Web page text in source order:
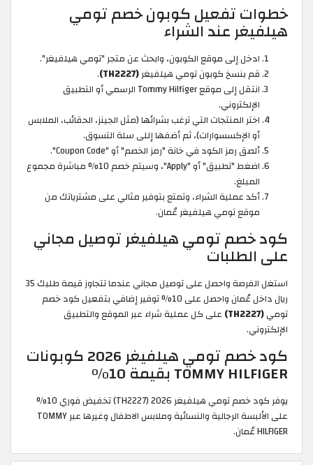
خطوات تفعيل كوبون خصم تومي
هيلفيغر عند الشراء
ادخل إلى موقع الكوبون، وابحث عن متجر "تومي هيلفيغر".
قم بنسخ كوبون تومي هيلفيغر(TH2227)
.
انتقل إلى موقع Tommy Hilfiger الرسمي أو التطبيق
الإلكتروني.
اختر المنتجات التي ترغب بشرائها (مثل الجينز، الحقائب، الملابس
أو الإكسسوارات)، ثم أضفها إللى سلة التسوق.
ألصق رمز الكود في خانة "رمز الخصم" أو "Coupon Code".
اضغط "تطبيق" أو "Apply"، وسيتم خصم 10% مباشرة مجموع
المبلغ.
أكد عملية الشراء، وتمتع بتوفير مثالي على مشترياتك من
موقع تومي هيلفيغر عُمان.
كود خصم تومي هيلفيغر توصيل مجاني
على الطلبات
استغل الفرصة واحصل على توصيل مجاني عندما تتجاوز قيمة طلبك 35
ريال داخل عُمان واحصل على 10% توفير إضافي بتفعيل كود خصم
تومي(TH2227)
على كل عملية شراء عبر الموقع والتطبيق
الإلكتروني.
كود خصم تومي هيلفيغر 2026 كوبونات
TOMMY HILFIGER بقيمة 10%
يوفر كود خصم تومي هيلفيغر 2026 (TH2227) تخفيض فوري 10%
على الألبسة الرجالية والنسائية وملابس الاطفال وغيرها عبر TOMMY
HILFIGER عُمان.